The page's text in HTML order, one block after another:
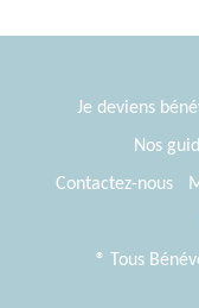
Je deviens
Nos
Contactez-nous
® Tous